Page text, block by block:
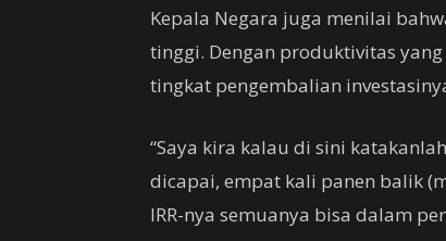
Kepala Negara juga menilai
tinggi. Dengan produktivitas
tingkat pengembalian
“Saya kira kalau di sini
dicapai, empat kali panen balik
IRR-nya semuanya bisa dalam